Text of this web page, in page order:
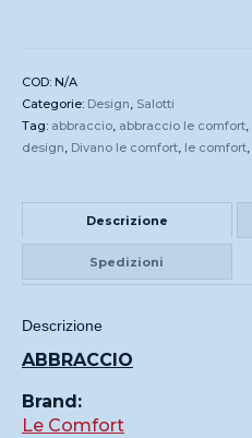
COD: N/A
Categorie: Design, Salotti
Tag: abbraccio, abbraccio le comfort,
design, Divano le comfort, le comfort,
Descrizione
Spedizioni
Descrizione
ABBRACCIO
Brand:
Le Comfort